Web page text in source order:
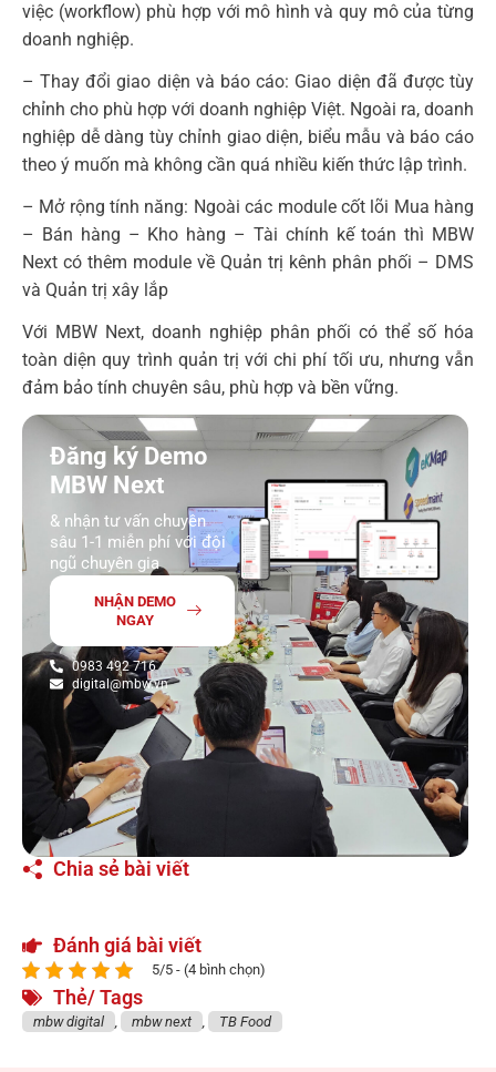
việc (workflow) phù hợp với mô hình và quy mô của từng
doanh nghiệp.
– Thay đổi giao diện và báo cáo: Giao diện đã được tùy
chỉnh cho phù hợp với doanh nghiệp Việt. Ngoài ra, doanh
nghiệp dễ dàng tùy chỉnh giao diện, biểu mẫu và báo cáo
theo ý muốn mà không cần quá nhiều kiến thức lập trình.
– Mở rộng tính năng: Ngoài các module cốt lõi Mua hàng
– Bán hàng – Kho hàng – Tài chính kế toán thì MBW
Next có thêm module về Quản trị kênh phân phối – DMS
và Quản trị xây lắp
Với MBW Next, doanh nghiệp phân phối có thể số hóa
toàn diện quy trình quản trị với chi phí tối ưu, nhưng vẫn
đảm bảo tính chuyên sâu, phù hợp và bền vững.
Đăng ký Demo
MBW Next
& nhận tư vấn chuyên
sâu 1-1 miễn phí với đội
ngũ chuyên gia
NHẬN DEMO
NGAY
0983 492 716
digital@mbw.vn
Chia sẻ bài viết
Đánh giá bài viết
5/5 - (4 bình chọn)
Thẻ/ Tags
mbw digital , mbw next , TB Food